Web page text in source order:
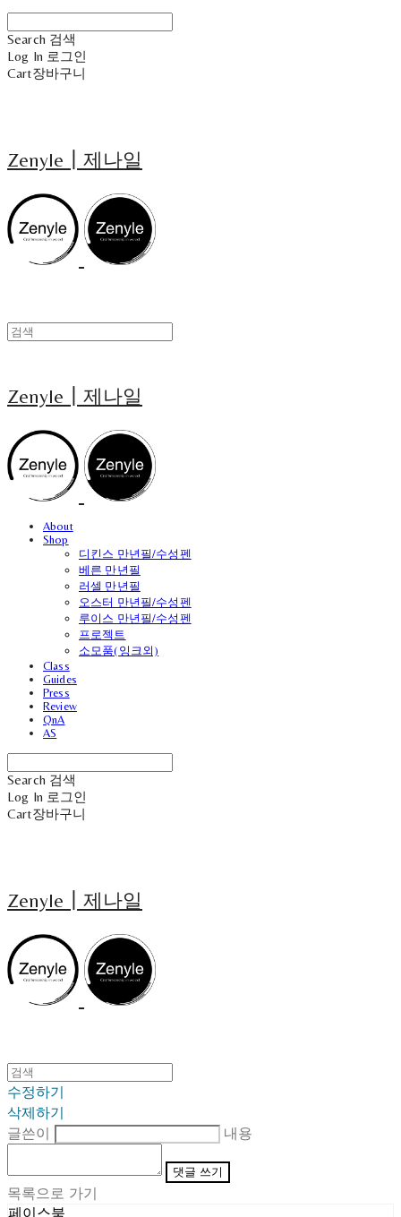
Search 검색
Log In 로그인
Cart장바구니
Zenyle┃제나일
Zenyle┃제나일
About
Shop
디킨스 만년필/수성펜
베른 만년필
러셀 만년필
오스터 만년필/수성펜
루이스 만년필/수성펜
프로젝트
소모품(잉크외)
Class
Guides
Press
Review
QnA
AS
Search 검색
Log In 로그인
Cart장바구니
Zenyle┃제나일
수정하기
삭제하기
글쓴이
내용
댓글 쓰기
목록으로 가기
페이스북